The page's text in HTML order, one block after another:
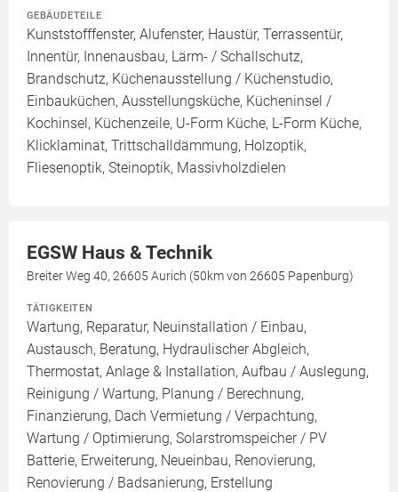
GEBÄUDETEILE
Kunststofffenster, Alufenster, Haustür, Terrassentür,
Innentür, Innenausbau, Lärm- / Schallschutz,
Brandschutz, Küchenausstellung / Küchenstudio,
Einbauküchen, Ausstellungsküche, Kücheninsel /
Kochinsel, Küchenzeile, U-Form Küche, L-Form Küche,
Klicklaminat, Trittschalldämmung, Holzoptik,
Fliesenoptik, Steinoptik, Massivholzdielen
EGSW Haus & Technik
Breiter Weg 40, 26605 Aurich (50km von 26605 Papenburg)
TÄTIGKEITEN
Wartung, Reparatur, Neuinstallation / Einbau,
Austausch, Beratung, Hydraulischer Abgleich,
Thermostat, Anlage & Installation, Aufbau / Auslegung,
Reinigung / Wartung, Planung / Berechnung,
Finanzierung, Dach Vermietung / Verpachtung,
Wartung / Optimierung, Solarstromspeicher / PV
Batterie, Erweiterung, Neueinbau, Renovierung,
Renovierung / Badsanierung, Erstellung